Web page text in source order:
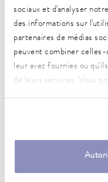
sociaux et d'analyser
des informations sur
partenaires de médias
peuvent combiner celles-
leur avez fournies ou
de leurs services. Vous
Plage de température
70 ... 300 °C
Plage de température
-30 ... 300 °C